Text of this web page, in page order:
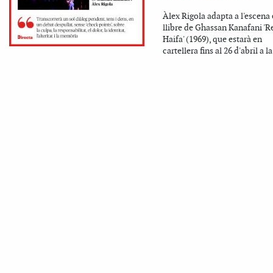
Àlex Rigola adapta a l'escena
llibre de Ghassan Kanafani
Haifa' (1969), que estarà en
cartellera fins al 26 d'abril a